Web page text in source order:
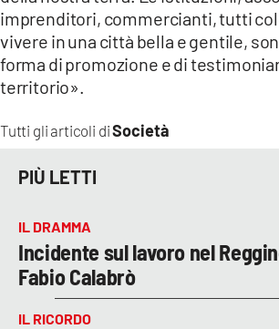
Tutti gli articoli diSocietà
imprenditori, commercianti, tutti
vivere in una città bella e gentile,
forma di promozione e di
territorio».
PIÙ LETTI
IL DRAMMA
Incidente sul lavoro nel
Fabio Calabrò
IL RICORDO